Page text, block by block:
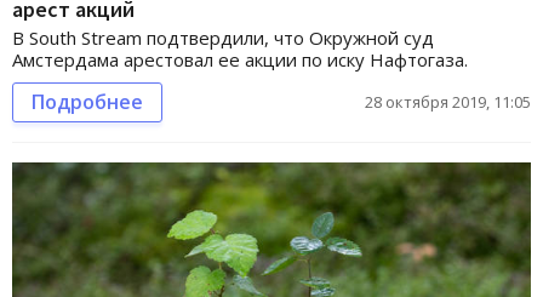
арест акций
В South Stream подтвердили, что Окружной суд
Амстердама арестовал ее акции по иску Нафтогаза.
Подробнее 28 октября 2019, 11:05